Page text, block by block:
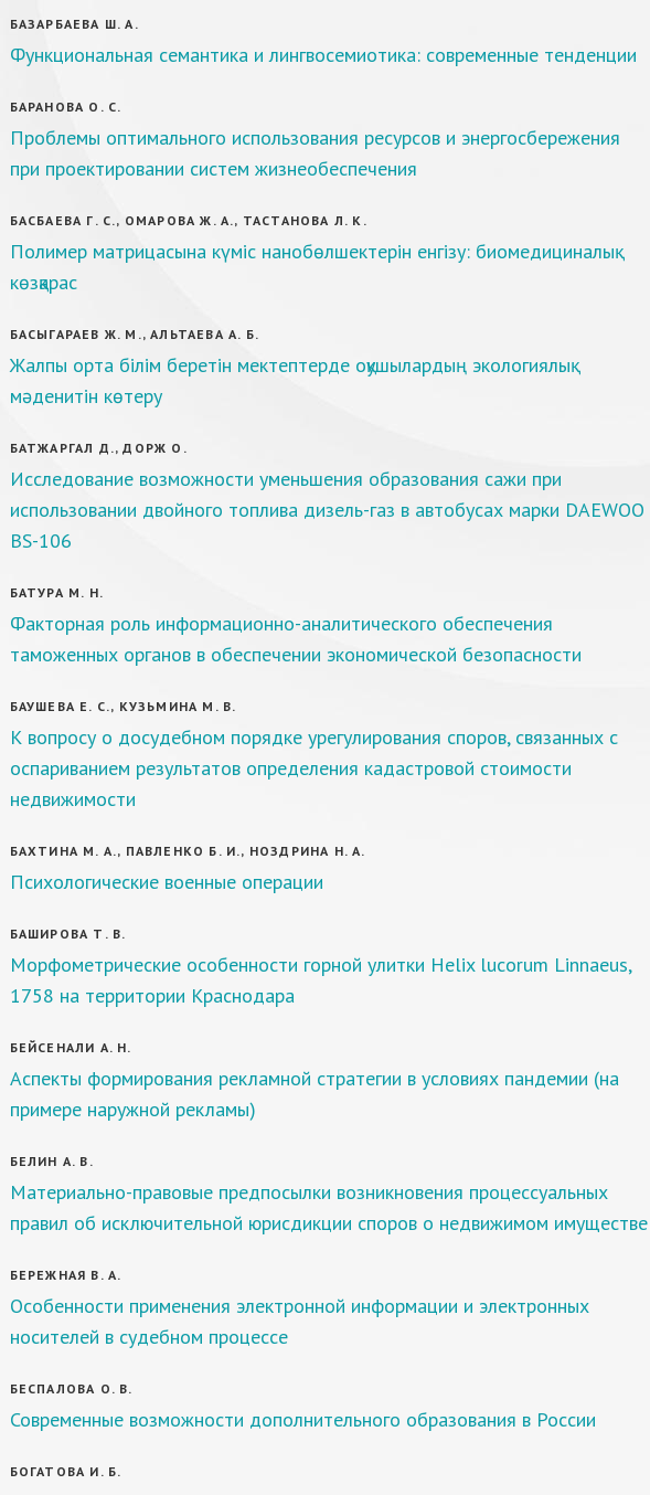
БАЗАРБАЕВА Ш. А.
Функциональная семантика и лингвосемиотика: современные тенденции
БАРАНОВА О. С.
Проблемы оптимального использования ресурсов и энергосбережения
при проектировании систем жизнеобеспечения
БАСБАЕВА Г. С., ОМАРОВА Ж. А., ТАСТАНОВА Л. К.
Полимер матрицасына күміс нанобөлшектерін енгізу: биомедициналық
көзқарас
БАСЫГАРАЕВ Ж. М., АЛЬТАЕВА А. Б.
Жалпы орта білім беретін мектептерде оқушылардың экологиялық
мәденитін көтеру
БАТЖАРГАЛ Д., ДОРЖ О.
Исследование возможности уменьшения образования сажи при
использовании двойного топлива дизель-газ в автобусах марки DAEWOO
BS-106
БАТУРА М. Н.
Факторная роль информационно-аналитического обеспечения
таможенных органов в обеспечении экономической безопасности
БАУШЕВА Е. С., КУЗЬМИНА М. В.
К вопросу о досудебном порядке урегулирования споров, связанных с
оспариванием результатов определения кадастровой стоимости
недвижимости
БАХТИНА М. А., ПАВЛЕНКО Б. И., НОЗДРИНА Н. А.
Психологические военные операции
БАШИРОВА Т. В.
Морфометрические особенности горной улитки Helix lucorum Linnaeus,
1758 на территории Краснодара
БЕЙСЕНАЛИ А. Н.
Аспекты формирования рекламной стратегии в условиях пандемии (на
примере наружной рекламы)
БЕЛИН А. В.
Материально-правовые предпосылки возникновения процессуальных
правил об исключительной юрисдикции споров о недвижимом имуществе
БЕРЕЖНАЯ В. А.
Особенности применения электронной информации и электронных
носителей в судебном процессе
БЕСПАЛОВА О. В.
Современные возможности дополнительного образования в России
БОГАТОВА И. Б.